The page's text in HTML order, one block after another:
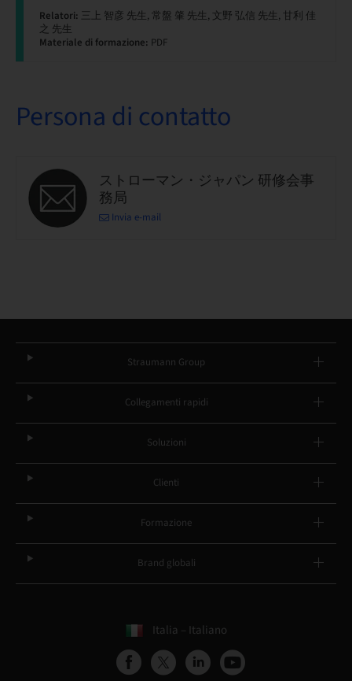
Relatori: 三上 智彦 先生, 常盤 肇 先生, 文野 弘信 先生, 甘利 佳
之 先生
Materiale di formazione: PDF
Persona di contatto
ストローマン・ジャパン 研修会事
務局
Invia e-mail
Straumann Group
Collegamenti rapidi
Soluzioni
Clienti
Formazione
Brand globali
Italia – Italiano